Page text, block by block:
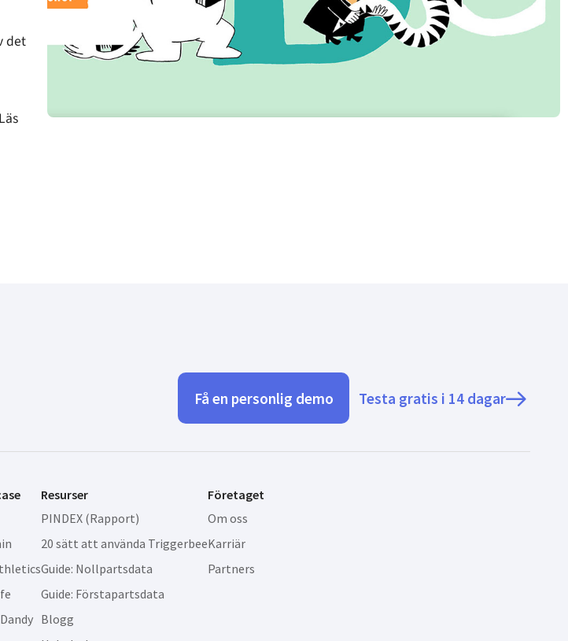
det
Få en personlig demo Testa gratis i 14 dagar
Resurser
PINDEX (Rapport)
20 sätt att använda Triggerbee
Guide: Nollpartsdata
Guide: Förstapartsdata
Blogg
Företaget
Om oss
Karriär
Partners